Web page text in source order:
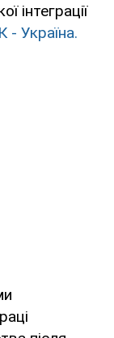
інтеграції
- Україна.